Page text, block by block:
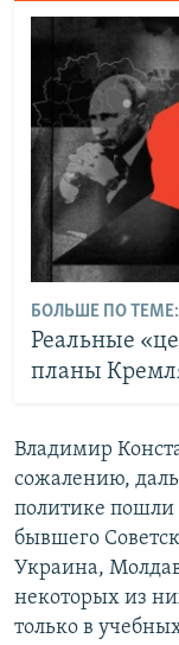
БОЛЬШЕ ПО ТЕМЕ:
Реальные
планы
Владимир
сожалению,
политике пошли
бывшего
Украина,
некоторых из
только в